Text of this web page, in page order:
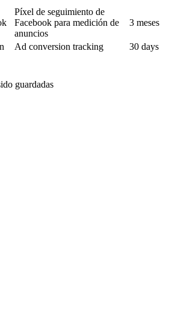
Píxel de seguimiento de
Facebook para medición de
anuncios
3 meses
Ad conversion tracking 30 days
guardadas